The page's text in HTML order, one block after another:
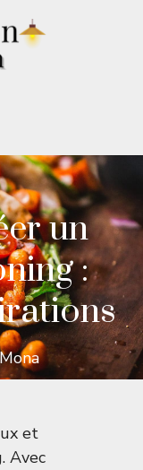
un
:
Mona
et
Avec